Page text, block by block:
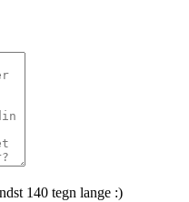
140 tegn lange :)